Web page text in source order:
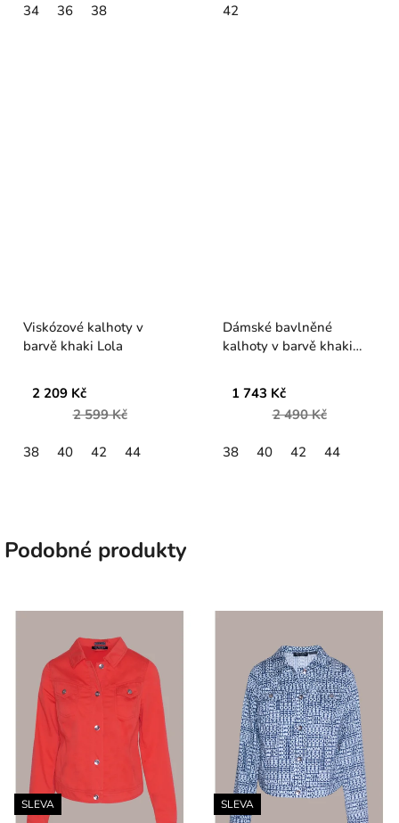
34 36 38 42
Viskózové kalhoty v
barvě khaki Lola
2 209 Kč
2 599 Kč
38 40 42 44
Dámské bavlněné
kalhoty v barvě khaki
1 743 Kč
2 490 Kč
38 40 42 44
Podobné produkty
SLEVA SLEVA